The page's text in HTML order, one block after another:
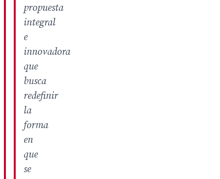
propuesta
integral
e
innovadora
que
busca
redefinir
la
forma
en
que
se